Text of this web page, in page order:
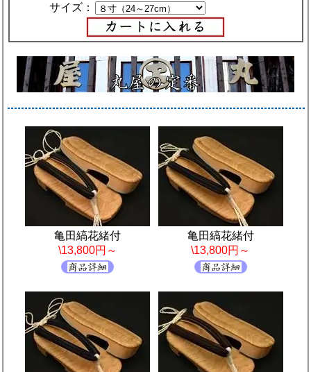
サイズ：
亀田縞花緒付
\13,800円～
亀田縞花緒付
\13,800円～